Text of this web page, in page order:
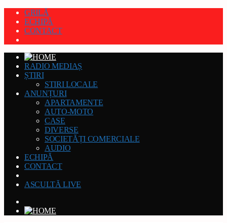
GRILĂ
ECHIPĂ
CONTACT
RADIO MEDIAȘ
ȘTIRI
STIRI LOCALE
ANUNȚURI
APARTAMENTE
AUTO-MOTO
CASE
DIVERSE
SOCIETĂȚI COMERCIALE
AUDIO
ECHIPĂ
CONTACT
ASCULTĂ LIVE